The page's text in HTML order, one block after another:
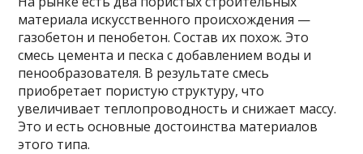
материала искусственного происхождения —
газобетон и пенобетон. Состав их похож. Это
смесь цемента и песка с добавлением воды и
пенообразователя. В результате смесь
приобретает пористую структуру, что
увеличивает теплопроводность и снижает массу.
Это и есть основные достоинства материалов
этого типа.